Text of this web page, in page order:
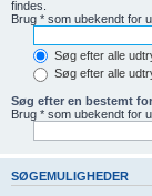
findes.
Brug * som ubekendt for
Søg efter alle
Søg efter alle
Søg efter en bestemt
Brug * som ubekendt for
SØGEMULIGHEDER